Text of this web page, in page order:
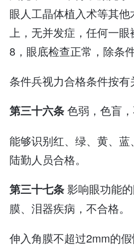
眼人工晶体植入术等其
上，无并发症，任何一眼
8，眼底检查正常，除条
条件兵视力合格条件按有
第三十六条色弱，色盲，
能够识别红、绿、黄、蓝
陆勤人员合格。
第三十七条影响眼功能
膜、泪器疾病，不合格。
伸入角膜不超过2mm的